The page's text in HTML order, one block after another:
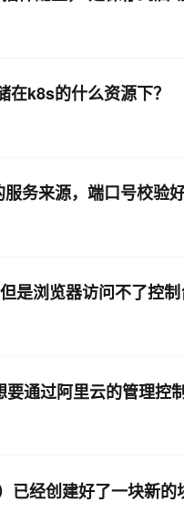
k8s的什么资源下？
务来源，端口号校验好
浏览器访问不了控制
通过阿里云的管理
已经创建好了一块新